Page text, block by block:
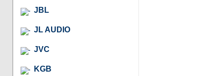
JBL
JL AUDIO
JVC
KGB